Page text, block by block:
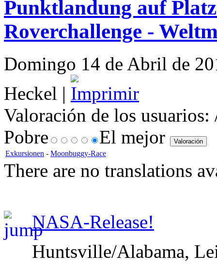
Punktlandung auf
Roverchallenge -
Domingo 14 de Abril de
Heckel |
Valoración de los usuarios:
Pobre
El mejor
Exkursionen - Moonbuggy-Race
There are no translations
NASA-Release!
Huntsville/Alabama,